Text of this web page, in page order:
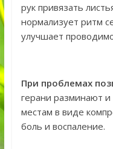
рук привязать
нормализует ритм
улучшает
При проблемах
герани разминают
местам в виде
боль и воспаление.